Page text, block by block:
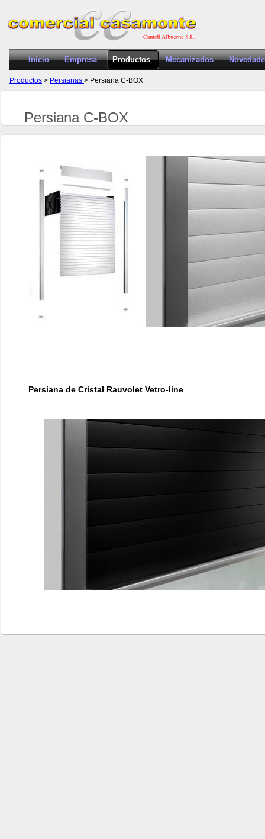
Inicio Empresa Productos Mecanizados
Productos > Persianas > Persiana C-BOX
Persiana C-BOX
Persiana de Cristal Rauvolet Vetro-line